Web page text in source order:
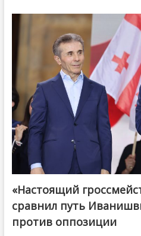
@ქართული ოცნება / Georgian
«Настоящий
сравнил путь
против оппозиции